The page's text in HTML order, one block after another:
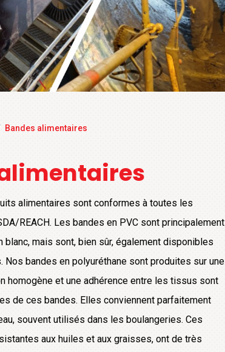
Bandes alimentaires
alimentaires sont conformes à toutes les
REACH. Les bandes en PVC sont principalement
blanc, mais sont, bien sûr, également disponibles
Nos bandes en polyuréthane sont produites sur une
homogène et une adhérence entre les tissus sont
de ces bandes. Elles conviennent parfaitement
souvent utilisés dans les boulangeries. Ces
aux huiles et aux graisses, ont de très